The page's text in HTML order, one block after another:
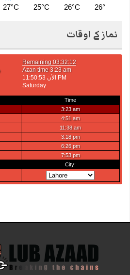
27°C 25°C 26°C 26°C
نماز کے اوقات